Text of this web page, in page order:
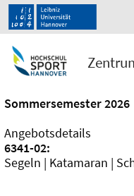
Sommersemester 2026
Angebotsdetails
6341-02:
Segeln | Katamaran |